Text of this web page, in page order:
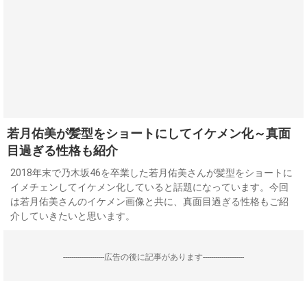
若月佑美が髪型をショートにしてイケメン化～真面
目過ぎる性格も紹介
2018年末で乃木坂46を卒業した若月佑美さんが髪型をショートに
イメチェンしてイケメン化していると話題になっています。今回
は若月佑美さんのイケメン画像と共に、真面目過ぎる性格もご紹
介していきたいと思います。
--------------------広告の後に記事があります--------------------